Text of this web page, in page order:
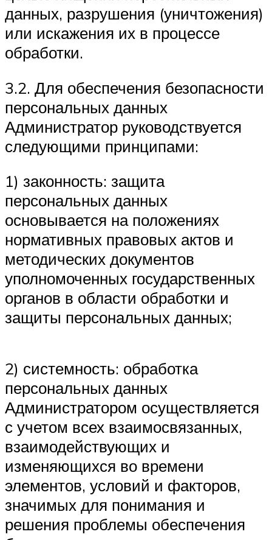
данных, разрушения (уничтожения)
или искажения их в процессе
обработки.
3.2. Для обеспечения безопасности
персональных данных
Администратор руководствуется
следующими принципами:
1) законность: защита
персональных данных
основывается на положениях
нормативных правовых актов и
методических документов
уполномоченных государственных
органов в области обработки и
защиты персональных данных;
2) системность: обработка
персональных данных
Администратором осуществляется
с учетом всех взаимосвязанных,
взаимодействующих и
изменяющихся во времени
элементов, условий и факторов,
значимых для понимания и
решения проблемы обеспечения